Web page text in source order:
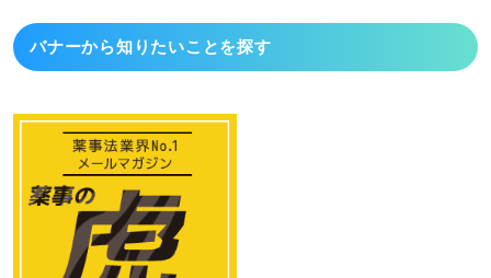
バナーから知りたいことを探す